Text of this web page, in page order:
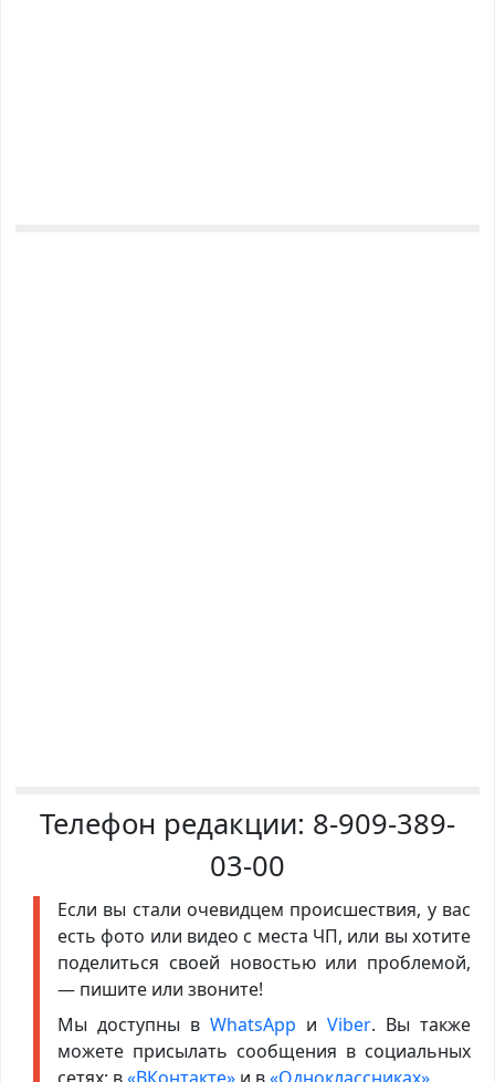
Телефон редакции: 8-909-389-
03-00
Если вы стали очевидцем происшествия, у вас
есть фото или видео с места ЧП, или вы хотите
поделиться своей новостью или проблемой,
— пишите или звоните!
Мы доступны в WhatsApp иViber. Вы также
можете присылать сообщения в социальных